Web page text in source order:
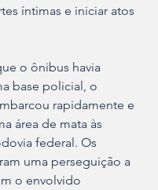
íntimas e iniciar atos
o ônibus havia
base policial, o
rapidamente e
área de mata às
federal. Os
uma perseguição a
o envolvido